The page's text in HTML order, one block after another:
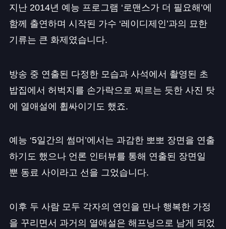
지난 2014년 예능 프로그램 ‘로맨스가 더 필요해’에
함께 출연하며 시작된 가수 ‘레이디제인’과의 묘한
기류는 큰 화제였습니다.
방송 중 연출된 다정한 모습과 사석에서 촬영된 초
밥집에서 허벅지를 손가락으로 찌르는 듯한 사진 탓
에 열애설에 휩싸이기도 했죠.
예능 ‘5일간의 썸머’에서는 과감한 뽀뽀 장면을 연출
하기도 했으나 언론 인터뷰를 통해 연출된 장면일
뿐 동료 사이라고 선을 그었습니다.
이후 두 사람 모두 각자의 연인을 만나 행복한 가정
을 꾸리면서 과거의 열애설은 해프닝으로 남게 되었